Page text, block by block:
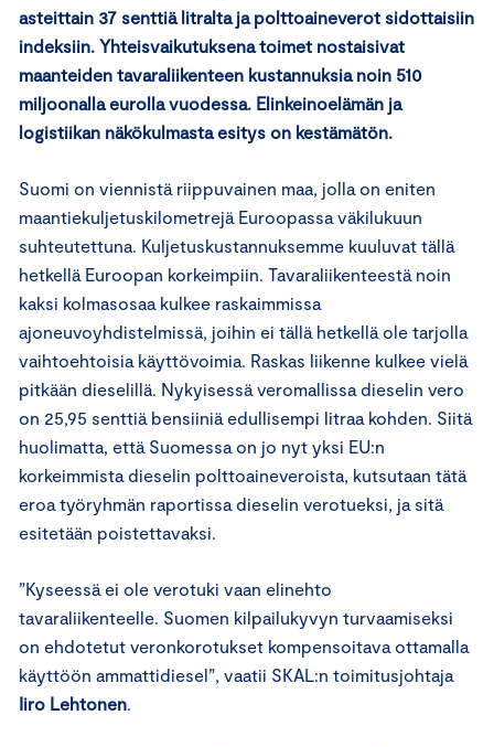
asteittain 37 senttiä litralta ja polttoaineverot sidottaisiin
indeksiin. Yhteisvaikutuksena toimet nostaisivat
maanteiden tavaraliikenteen kustannuksia noin 510
miljoonalla eurolla vuodessa. Elinkeinoelämän ja
logistiikan näkökulmasta esitys on kestämätön.
Suomi on viennistä riippuvainen maa, jolla on eniten
maantiekuljetuskilometrejä Euroopassa väkilukuun
suhteutettuna. Kuljetuskustannuksemme kuuluvat tällä
hetkellä Euroopan korkeimpiin. Tavaraliikenteestä noin
kaksi kolmasosaa kulkee raskaimmissa
ajoneuvoyhdistelmissä, joihin ei tällä hetkellä ole tarjolla
vaihtoehtoisia käyttövoimia. Raskas liikenne kulkee vielä
pitkään dieselillä. Nykyisessä veromallissa dieselin vero
on 25,95 senttiä bensiiniä edullisempi litraa kohden. Siitä
huolimatta, että Suomessa on jo nyt yksi EU:n
korkeimmista dieselin polttoaineveroista, kutsutaan tätä
eroa työryhmän raportissa dieselin verotueksi, ja sitä
esitetään poistettavaksi.
”Kyseessä ei ole verotuki vaan elinehto
tavaraliikenteelle. Suomen kilpailukyvyn turvaamiseksi
on ehdotetut veronkorotukset kompensoitava ottamalla
käyttöön ammattidiesel”, vaatii SKAL:n toimitusjohtaja
Iiro Lehtonen